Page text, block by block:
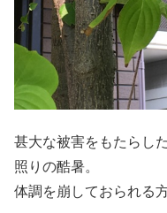
甚大な被害をもたらし
照りの酷暑。
体調を崩しておられる